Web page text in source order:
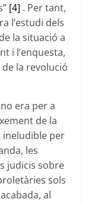
[4] . Per tant,
l’estudi dels
la situació a
i l’enquesta,
la revolució
era per a
de la
ineludible per
les
judicis sobre
sols
al